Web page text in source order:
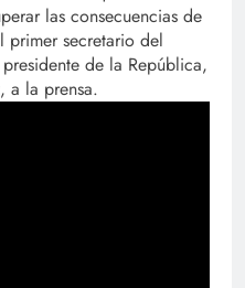
las consecuencias de
secretario del
de la República,
a la prensa.